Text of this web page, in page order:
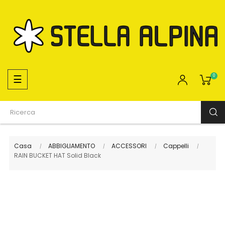
navigazione
Toggle
☰ 0
Casa ABBIGLIAMENTO ACCESSORI
Cappelli
RAIN BUCKET HAT Solid Black